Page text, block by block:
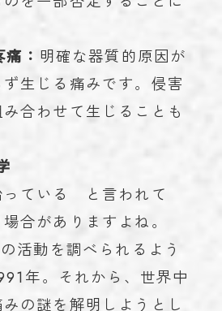
： 明確な器質的原因が
生じる痛みです。侵害
合わせて生じることも
っている と言われて
合がありますよね。
活動を調べられるよう
年。それから、世界中
の謎を解明しようとし